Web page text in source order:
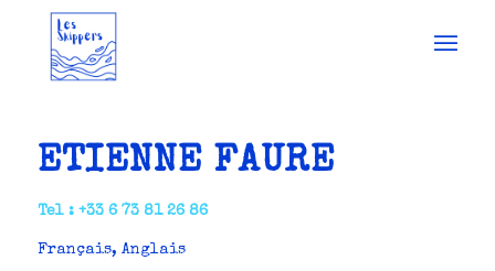
ETIENNE FAURE
Tel : +33 6 73 81 26 86
Français, Anglais